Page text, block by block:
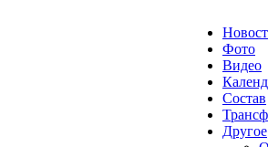
Фото
Видео
Состав
Другое